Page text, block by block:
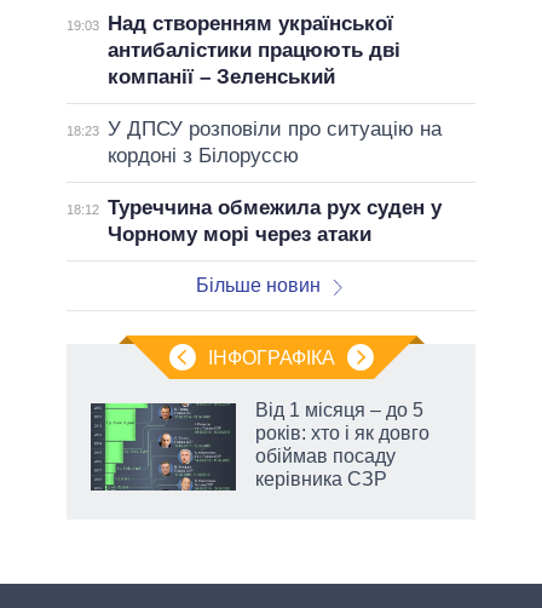
19:03
Над створенням української
антибалістики працюють дві
компанії – Зеленський
18:23 У ДПСУ розповіли про ситуацію на
кордоні з Білоруссю
18:12 Туреччина обмежила рух суден у
Чорному морі через атаки
Більше новин
ІНФОГРАФІКА
Від 1 місяця – до 5
років: хто і як довго
обіймав посаду
керівника СЗР